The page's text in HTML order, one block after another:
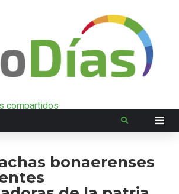
compartidos
bonaerenses